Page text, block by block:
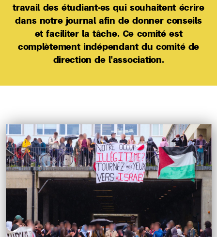
travail des étudiant·es qui souhaitent écrire
dans notre journal afin de donner conseils
et faciliter la tâche. Ce comité est
complètement indépendant du comité de
direction de l'association.